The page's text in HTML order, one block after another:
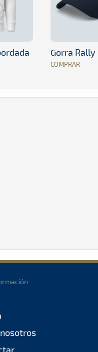
Gorra
COMPRAR